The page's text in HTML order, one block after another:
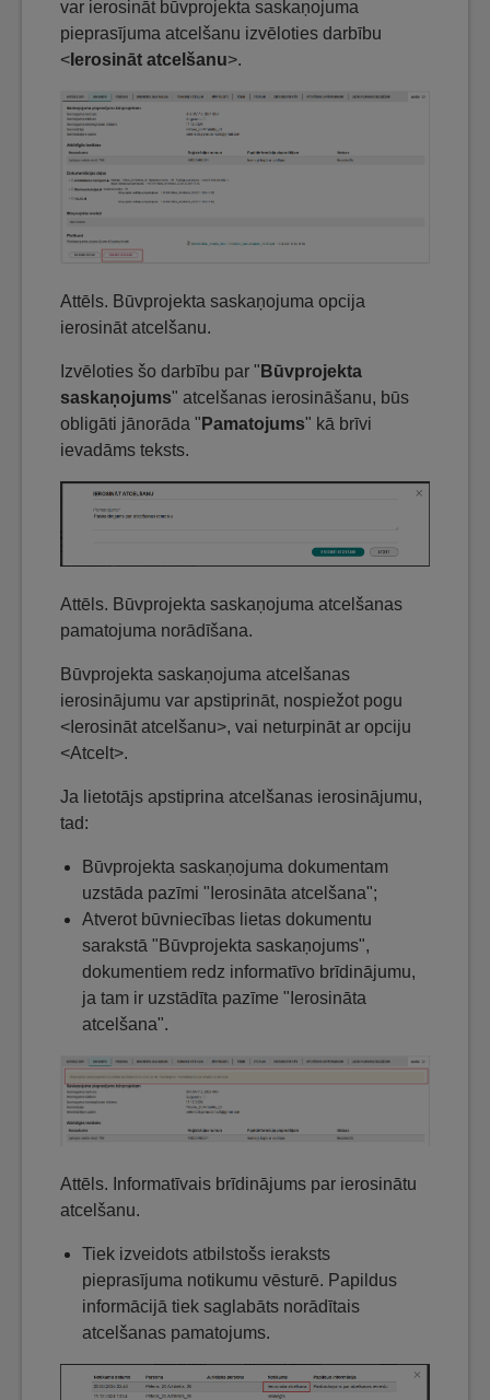
var ierosināt būvprojekta saskaņojuma
pieprasījuma atcelšanu izvēloties darbību
< Ierosināt atcelšanu>.
Attēls. Būvprojekta saskaņojuma opcija
ierosināt atcelšanu.
Izvēloties šo darbību par " Būvprojekta
saskaņojums" atcelšanas ierosināšanu, būs
obligāti jānorāda " Pamatojums" kā brīvi
ievadāms teksts.
Attēls. Būvprojekta saskaņojuma atcelšanas
pamatojuma norādīšana.
Būvprojekta saskaņojuma atcelšanas
ierosinājumu var apstiprināt, nospiežot pogu
<Ierosināt atcelšanu>, vai neturpināt ar opciju
<Atcelt>.
Ja lietotājs apstiprina atcelšanas ierosinājumu,
tad:
Būvprojekta saskaņojuma dokumentam
uzstāda pazīmi "Ierosināta atcelšana";
Atverot būvniecības lietas dokumentu
sarakstā "Būvprojekta saskaņojums",
dokumentiem redz informatīvo brīdinājumu,
ja tam ir uzstādīta pazīme "Ierosināta
atcelšana".
Attēls. Informatīvais brīdinājums par ierosinātu
atcelšanu.
Tiek izveidots atbilstošs ieraksts
pieprasījuma notikumu vēsturē. Papildus
informācijā tiek saglabāts norādītais
atcelšanas pamatojums.